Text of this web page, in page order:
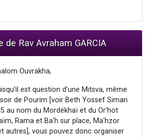
Rav Avraham GARCIA
Ouvrakha,
est question d'une Mitsva, même
de Pourim [voir Beth Yossef Siman
au nom du Mordékhaï et du Or'hot
Rama et Ba'h sur place, Ma'hzor
autres], vous pouvez donc organiser